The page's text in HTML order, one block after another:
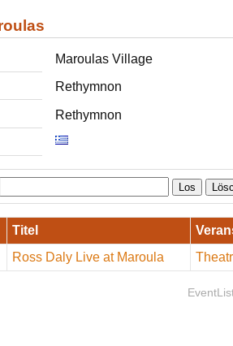
Maroulas Village
Rethymnon
Rethymnon
Los
Titel
Ross Daly Live at Maroula